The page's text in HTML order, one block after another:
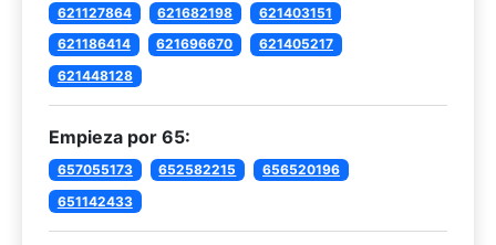
621127864
621682198
621403151
621186414
621696670
621405217
621448128
Empieza por 65:
657055173 652582215
656520196
651142433